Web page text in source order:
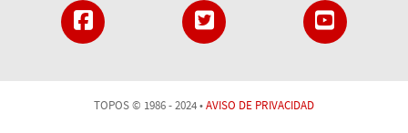
TOPOS © 1986 - 2024 • AVISO DE PRIVACIDAD